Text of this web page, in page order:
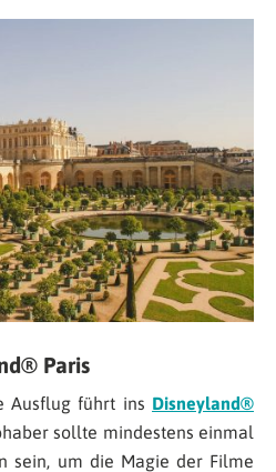
Paris
Ausflug führt ins Disneyland®
sollte mindestens einmal
sein, um die Magie der Filme